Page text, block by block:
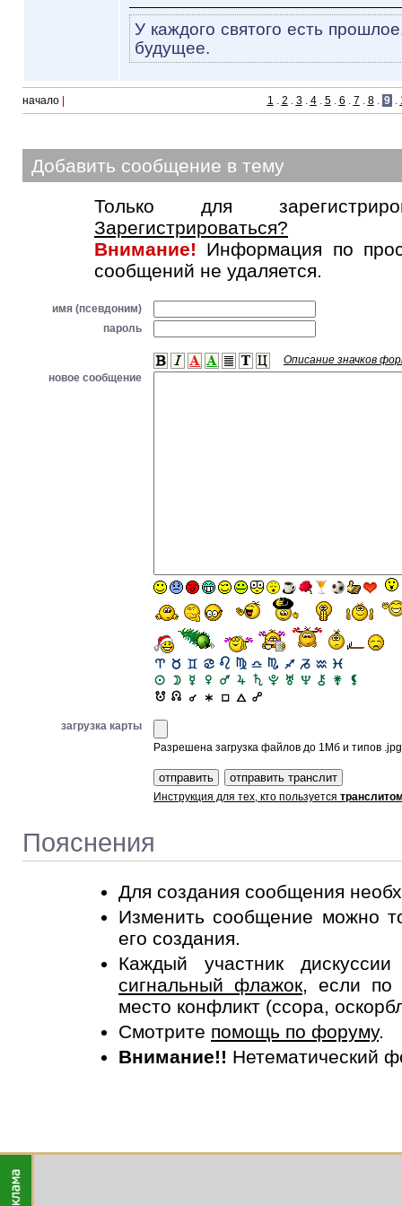
У каждого святого есть
будущее.
начало 1 . 2 . 3 . 4 . 5 . 6 . 7 . 8 . 9 .
Добавить сообщение в тему
Только для
Зарегистрироваться?
Внимание! Информация по
сообщений не удаляется.
имя (псевдоним)
пароль
Описание значков
новое сообщение
загрузка карты
Разрешена загрузка файлов до 1Мб и типов
Инструкция для тех, кто пользуется
Пояснения
Для создания сообщения
Изменить сообщение можно
его создания.
Каждый участник
сигнальный флажок, если по
место конфликт (ссора,
Смотрите помощь по форуму.
Внимание!! Нетематический